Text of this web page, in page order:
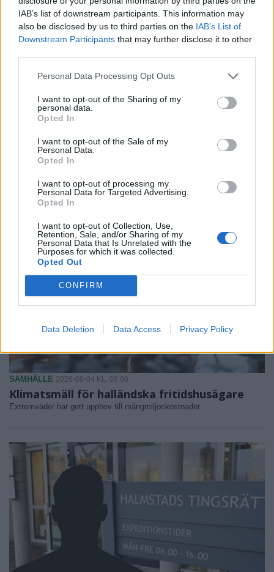
IAB’s list of downstream participants. This information may
also be disclosed by us to third parties on the IAB’s List of
Downstream Participants that may further disclose it to other
Personal Data Processing Opt Outs
I want to opt-out of the Sharing of my
personal data.
Opted In
I want to opt-out of the Sale of my
Personal Data.
Opted In
I want to opt-out of processing my
Personal Data for Targeted Advertising.
Opted In
I want to opt-out of Collection, Use,
Retention, Sale, and/or Sharing of my
Personal Data that Is Unrelated with the
Purposes for which it was collected.
Opted Out
CONFIRM
Data Deletion Data Access Privacy Policy
NYHETER
Polishelikopter jagade skogsflyende
dieseltjuv
Lokala brott: • Verktygsstöld på miljonbygge • Fick bilen dränkt i
SAMHÄLLE 2026-08-04 KL. 06:00
Klimatsmäll för halländska fritidshusägare
Extremväder har gett upphov till mångmiljonkostnader.